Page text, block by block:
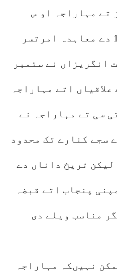
تے مہاراجہ او س
ویلے تک 25اپریل 1809 دے معاہدہ امرتسر
انگریزاں نے ستمبر
علاقیاں اتے مہاراجہ
سی تے مہاراجہ نے
سجے کنارے تک محدود
تریخ داناں دے
پنجاب اتے قبضہ
مناسب ویلے دی
نہیںکہ مہاراجہ